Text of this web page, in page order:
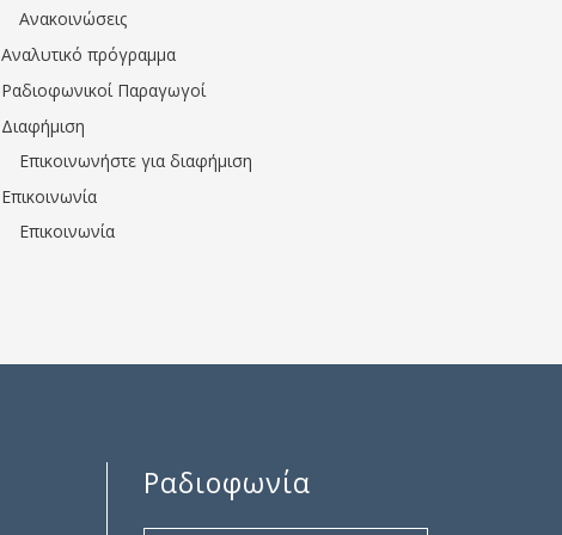
Ανακοινώσεις
Αναλυτικό πρόγραμμα
Ραδιοφωνικοί Παραγωγοί
Διαφήμιση
Επικοινωνήστε για διαφήμιση
Επικοινωνία
Επικοινωνία
Ραδιοφωνία